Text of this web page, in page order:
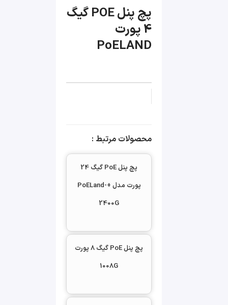
پچ پنل POE گیگ
4 پورت
PoELAND
محصولات مرتبط :
پچ پنل PoE گیگ 24
پورت مدل +PoELand-
2400G
پچ پنل PoE گیگ 8 پورت
1008G